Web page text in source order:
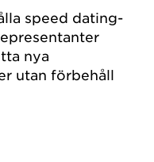
speed dating-
nya
utan förbehåll